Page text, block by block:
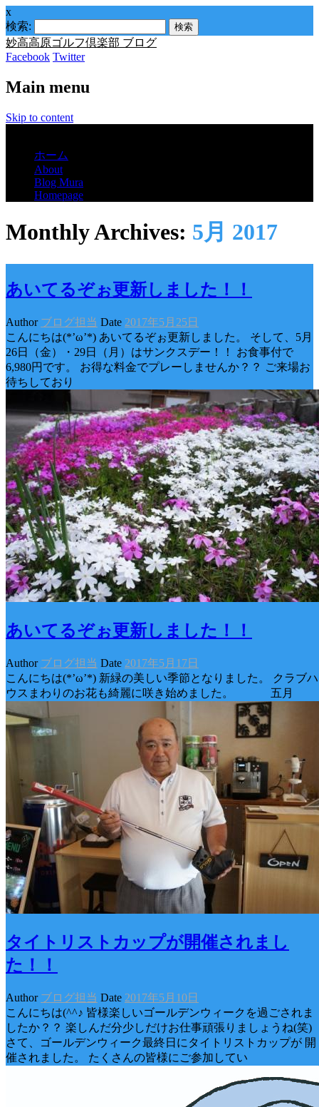
x
検索:
妙高高原ゴルフ倶楽部 ブログ
Facebook Twitter
Main menu
Skip to content
ホーム
About
Blog Mura
Homepage
Monthly Archives: 5月 2017
あいてるぞぉ更新しました！！
Author ブログ担当 Date 2017年5月25日
こんにちは(*’ω’*) あいてるぞぉ更新しました。 そして、5月
26日（金）・29日（月）はサンクスデー！！ お食事付で
6,980円です。 お得な料金でプレーしませんか？？ ご来場お
待ちしており
あいてるぞぉ更新しました！！
Author ブログ担当 Date 2017年5月17日
こんにちは(*’ω’*) 新緑の美しい季節となりました。 クラブハ
ウスまわりのお花も綺麗に咲き始めました。 五月
タイトリストカップが開催されまし
た！！
Author ブログ担当 Date 2017年5月10日
こんにちは(^^♪ 皆様楽しいゴールデンウィークを過ごされま
したか？？ 楽しんだ分少しだけお仕事頑張りましょうね(笑)
さて、ゴールデンウィーク最終日にタイトリストカップが 開
催されました。 たくさんの皆様にご参加してい